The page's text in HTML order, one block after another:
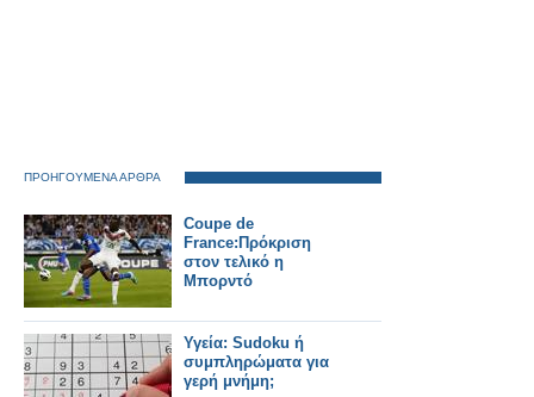
ΠΡΟΗΓΟΥΜΕΝΑ ΑΡΘΡΑ
Coupe de
France:Πρόκριση
στον τελικό η
Μπορντό
Υγεία: Sudoku ή
συμπληρώματα για
γερή μνήμη;